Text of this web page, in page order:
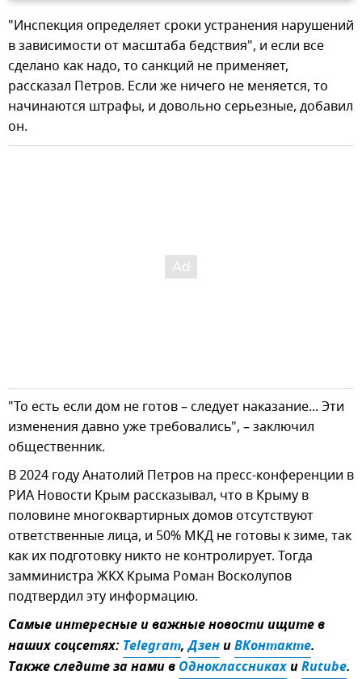
"Инспекция определяет сроки устранения нарушений
в зависимости от масштаба бедствия", и если все
сделано как надо, то санкций не применяет,
рассказал Петров. Если же ничего не меняется, то
начинаются штрафы, и довольно серьезные, добавил
он.
"То есть если дом не готов – следует наказание... Эти
изменения давно уже требовались", – заключил
общественник.
В 2024 году Анатолий Петров на пресс-конференции в
РИА Новости Крым рассказывал, что в Крыму в
половине многоквартирных домов отсутствуют
ответственные лица, и 50% МКД не готовы к зиме, так
как их подготовку никто не контролирует. Тогда
замминистра ЖКХ Крыма Роман Восколупов
подтвердил эту информацию.
Самые интересные и важные новости ищите в
наших соцсетях:Telegram,ДзениВКонтакте.
Также следите за нами вОдноклассникахиRutube.